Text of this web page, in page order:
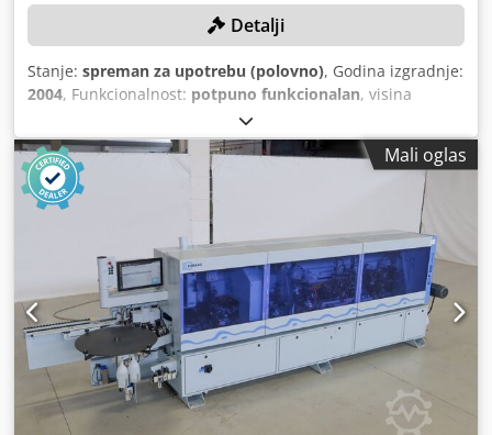
Detalji
Stanje: spreman za upotrebu (polovno), Godina izgradnje:
2004, Funkcionalnost: potpuno funkcionalan, visina
, maksimalna debljina ivice:
brzina pomaka X ose:11 m/min, maksimalna brzina
okretanja:
12.000 okret/min , Oprema:Oznaka CE,
Mali oglas